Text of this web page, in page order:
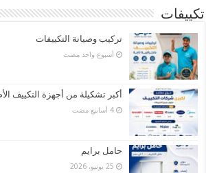
تكييفات
تركيب وصيانة التكييفات
‏أسبوع واحد مضت
أكبر تشكيلة من أجهزة التكييف
‏4 أسابيع مضت
حامل برايم
25 يونيو، 2026